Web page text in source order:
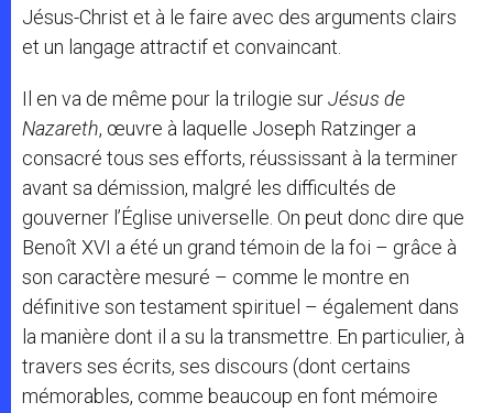
Jésus-Christ et à le faire avec des arguments clairs
et un langage attractif et convaincant.
Il en va de même pour la trilogie surJésus de
Nazareth, œuvre à laquelle Joseph Ratzinger a
consacré tous ses efforts, réussissant à la terminer
avant sa démission, malgré les difficultés de
gouverner l’Église universelle. On peut donc dire que
Benoît XVI a été un grand témoin de la foi – grâce à
son caractère mesuré – comme le montre en
définitive son testament spirituel – également dans
la manière dont il a su la transmettre. En particulier, à
travers ses écrits, ses discours (dont certains
mémorables, comme beaucoup en font mémoire